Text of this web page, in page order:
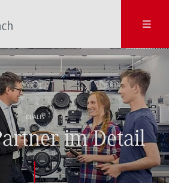
DUALIS
im Detail